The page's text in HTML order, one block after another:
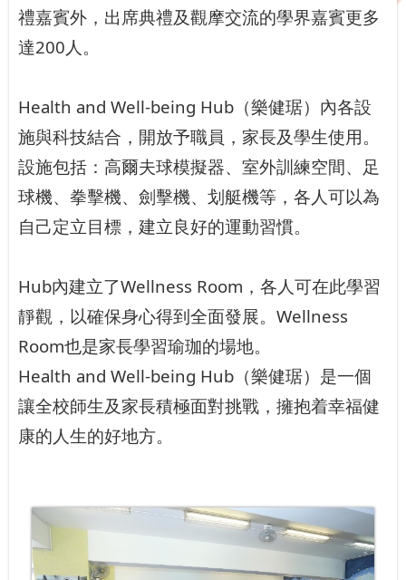
禮嘉賓外，出席典禮及觀摩交流的學界嘉賓更多
達200人。
Health and Well-being Hub （樂健琚）內各設
施與科技結合，開放予職員，家長及學生使用。
設施包括：高爾夫球模擬器、室外訓練空間、足
球機、拳擊機、劍擊機、划艇機等，各人可以為
自己定立目標，建立良好的運動習慣。
Hub內建立了Wellness Room ，各人可在此學習
靜觀，以確保身心得到全面發展。 Wellness
Room也是家長學習瑜珈的場地。
Health and Well-being Hub （樂健琚）是一個
讓全校師生及家長積極面對挑戰，擁抱着幸福健
康的人生的好地方。